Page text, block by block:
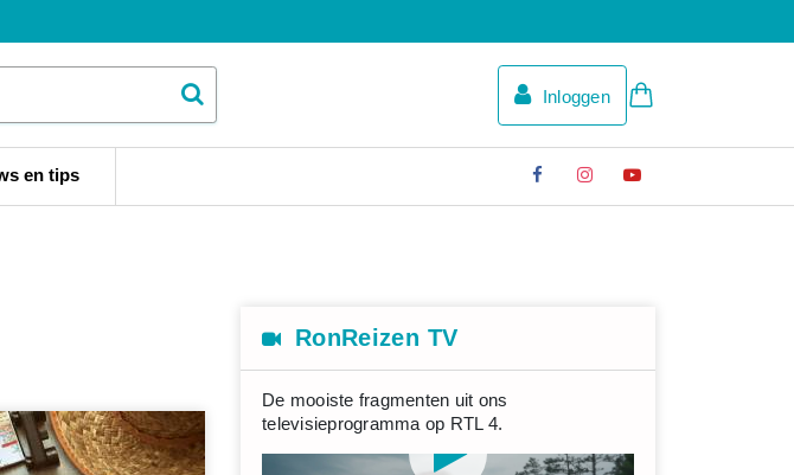
Inloggen
en tips
RonReizen TV
De mooiste fragmenten uit ons
televisieprogramma op RTL 4.